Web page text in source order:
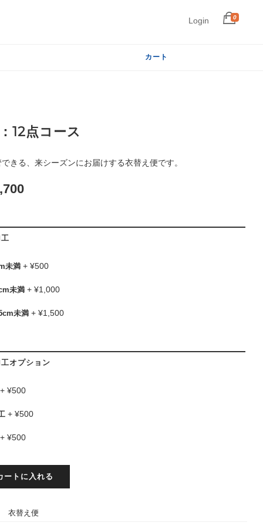
Login 0
カート
12点コース
きる、来シーズンにお届けする衣替え便です。
未満 + ¥500
未満 + ¥1,000
未満 + ¥1,500
オプション
+ ¥500
+ ¥500
+ ¥500
ートに入れる
衣替え便